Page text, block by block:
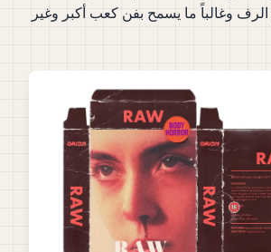
وغالباً ما يسمح بفن كعب أكبر وغير